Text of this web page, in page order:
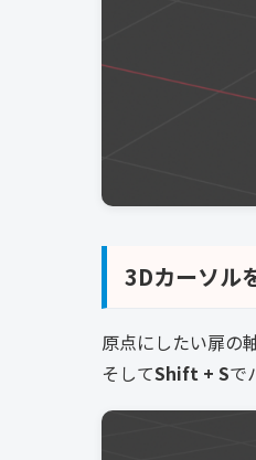
3Dカーソル
原点にしたい扉の
そしてShift + Sで